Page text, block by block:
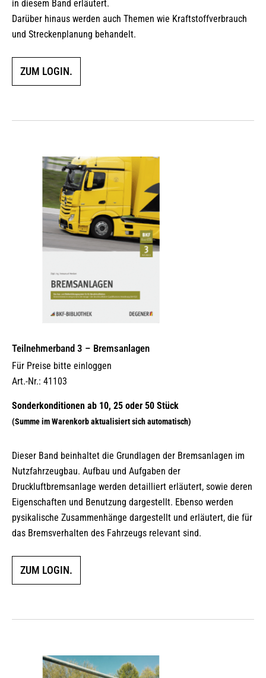
in diesem Band erläutert.
Darüber hinaus werden auch Themen wie Kraftstoffverbrauch
und Streckenplanung behandelt.
ZUM LOGIN.
Teilnehmerband 3 – Bremsanlagen
Für Preise bitte einloggen
Art.-Nr.: 41103
Dieser Band beinhaltet die Grundlagen der Bremsanlagen im
Nutzfahrzeugbau. Aufbau und Aufgaben der
Druckluftbremsanlage werden detailliert erläutert, sowie deren
Eigenschaften und Benutzung dargestellt. Ebenso werden
pysikalische Zusammenhänge dargestellt und erläutert, die für
das Bremsverhalten des Fahrzeugs relevant sind.
ZUM LOGIN.